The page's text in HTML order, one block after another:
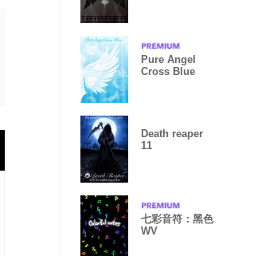
Pure Angel
Cross Blue
Death reaper
11
七彩音符：黑色
WV